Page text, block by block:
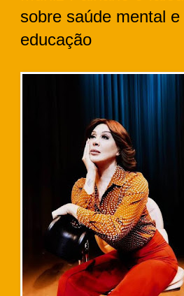
sobre saúde mental e
educação